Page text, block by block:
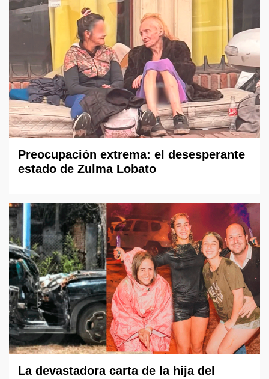
Preocupación extrema: el desesperante
estado de Zulma Lobato
La devastadora carta de la hija del